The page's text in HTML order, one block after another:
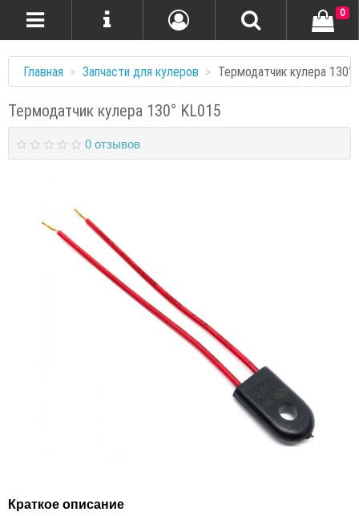
0
Главная Запчасти для кулеров Термодатчик кулера 130°
Термодатчик кулера 130° KL015
0 отзывов
Краткое описание